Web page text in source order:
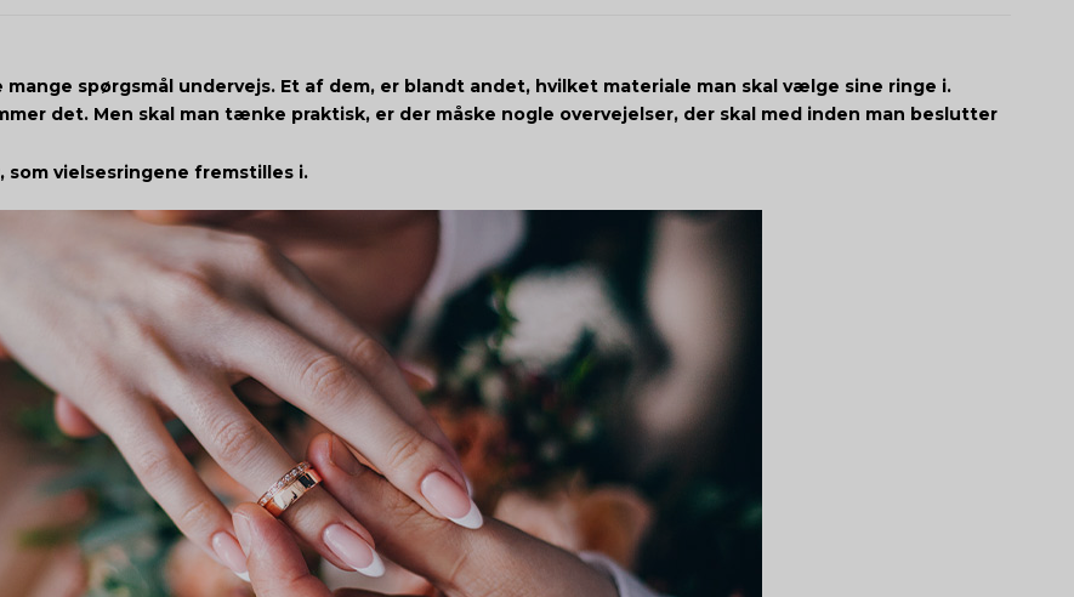
spørgsmål undervejs. Et af dem, er blandt andet, hvilket materiale man skal vælge sine ringe i.
det. Men skal man tænke praktisk, er der måske nogle overvejelser, der skal med inden man beslutter
vielsesringene fremstilles i.